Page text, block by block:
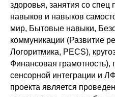
здоровья, занятия со
навыков и навыков
мир, Бытовые навыки,
коммуникации (Развитие
Логоритмика, PECS),
Финансовая грамотность),
сенсорной интеграции и
проекта является